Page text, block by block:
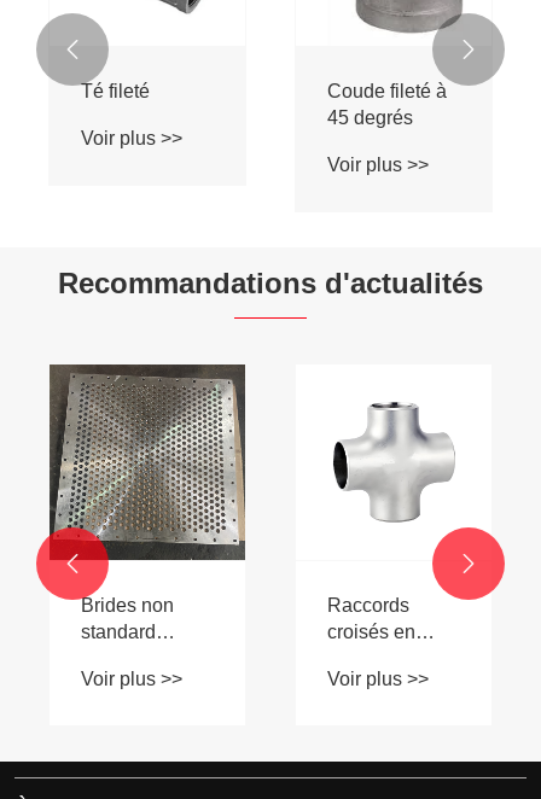
Té fileté
Voir plus >>
Coude fileté à
45 degrés
Voir plus >>
 
Recommandations d'actualités
Brides non
standard
acier
l'ingénierie des
Voir plus >>
Raccords
croisés en
inoxydable: la
d'écoulement
Voir plus >>
 